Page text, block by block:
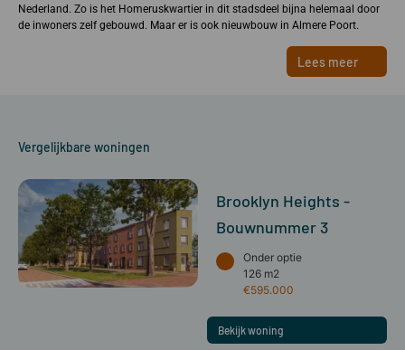
Nederland. Zo is het Homeruskwartier in dit stadsdeel bijna helemaal door
de inwoners zelf gebouwd. Maar er is ook nieuwbouw in Almere Poort.
Lees meer
Vergelijkbare woningen
Brooklyn Heights -
Bouwnummer 3
Onder optie
126 m2
€595.000
Bekijk woning